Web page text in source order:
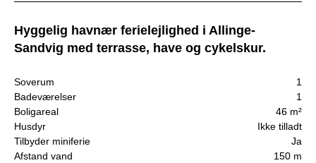
Hyggelig havnær ferielejlighed i Allinge-
Sandvig med terrasse, have og cykelskur.
Soverum
1
Badeværelser
1
Boligareal
46 m²
Husdyr
Ikke tilladt
Tilbyder miniferie
Ja
Afstand vand
150 m